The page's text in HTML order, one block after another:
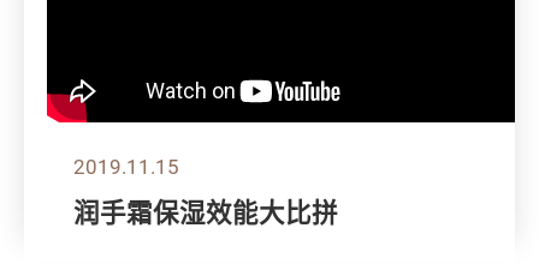
2019.11.15
润手霜保湿效能大比拼